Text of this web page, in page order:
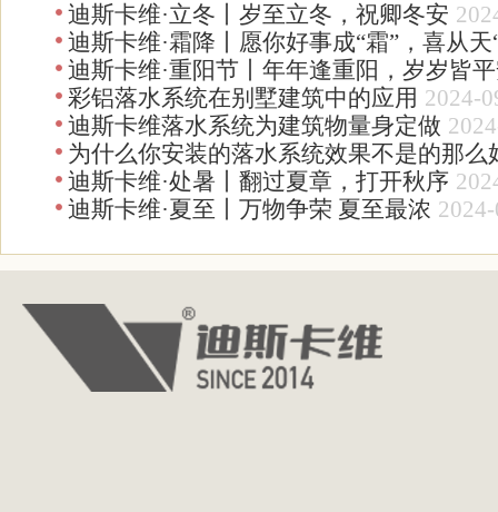
迪斯卡维·立冬丨岁至立冬，祝卿冬安
迪斯卡维·霜降丨愿你好事成“霜”，喜从天
迪斯卡维·重阳节丨年年逢重阳，岁岁皆
彩铝落水系统在别墅建筑中的应用 2024-
迪斯卡维落水系统为建筑物量身定做
为什么你安装的落水系统效果不是的那么
迪斯卡维·处暑丨翻过夏章，打开秋序
迪斯卡维·夏至丨万物争荣 夏至最浓